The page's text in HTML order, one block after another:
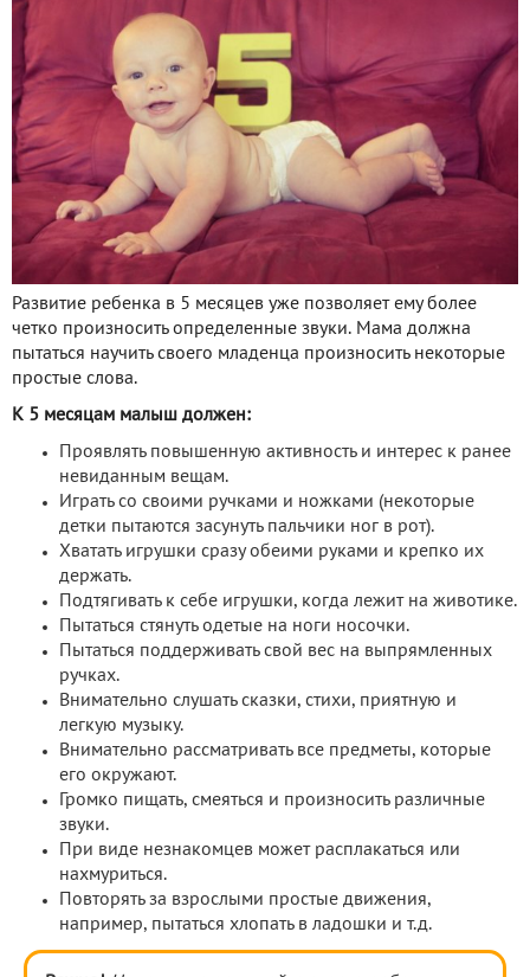
Развитие ребенка в 5 месяцев уже позволяет ему более
четко произносить определенные звуки. Мама должна
пытаться научить своего младенца произносить некоторые
простые слова.
К 5 месяцам малыш должен:
Проявлять повышенную активность и интерес к ранее
невиданным вещам.
Играть со своими ручками и ножками (некоторые
детки пытаются засунуть пальчики ног в рот).
Хватать игрушки сразу обеими руками и крепко их
держать.
Подтягивать к себе игрушки, когда лежит на животике.
Пытаться стянуть одетые на ноги носочки.
Пытаться поддерживать свой вес на выпрямленных
ручках.
Внимательно слушать сказки, стихи, приятную и
легкую музыку.
Внимательно рассматривать все предметы, которые
его окружают.
Громко пищать, смеяться и произносить различные
звуки.
При виде незнакомцев может расплакаться или
нахмуриться.
Повторять за взрослыми простые движения,
например, пытаться хлопать в ладошки и т.д.